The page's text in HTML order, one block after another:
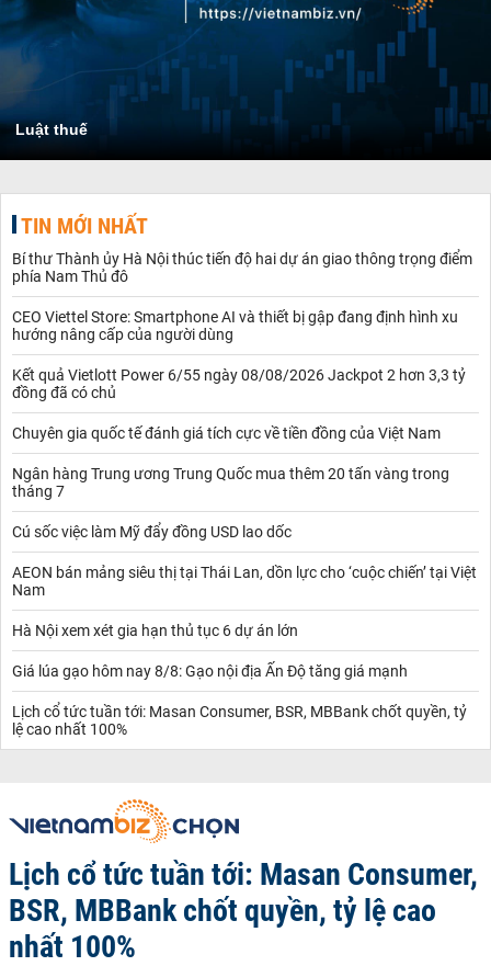
Luật thuế
TIN MỚI NHẤT
Bí thư Thành ủy Hà Nội thúc tiến độ hai dự án giao thông trọng điểm
phía Nam Thủ đô
CEO Viettel Store: Smartphone AI và thiết bị gập đang định hình xu
hướng nâng cấp của người dùng
Kết quả Vietlott Power 6/55 ngày 08/08/2026 Jackpot 2 hơn 3,3 tỷ
đồng đã có chủ
Chuyên gia quốc tế đánh giá tích cực về tiền đồng của Việt Nam
Ngân hàng Trung ương Trung Quốc mua thêm 20 tấn vàng trong
tháng 7
Cú sốc việc làm Mỹ đẩy đồng USD lao dốc
AEON bán mảng siêu thị tại Thái Lan, dồn lực cho ‘cuộc chiến’ tại Việt
Nam
Hà Nội xem xét gia hạn thủ tục 6 dự án lớn
Giá lúa gạo hôm nay 8/8: Gạo nội địa Ấn Độ tăng giá mạnh
Lịch cổ tức tuần tới: Masan Consumer, BSR, MBBank chốt quyền, tỷ
lệ cao nhất 100%
Lịch cổ tức tuần tới: Masan Consumer,
BSR, MBBank chốt quyền, tỷ lệ cao
nhất 100%